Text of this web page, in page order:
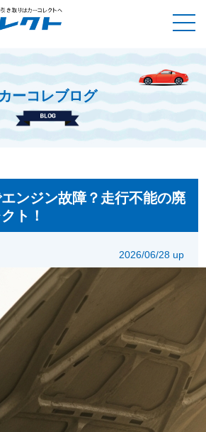
カーコレブログ
ログ
メンテ不足でエンジン故障？走行不能
廃車はカーコレクト！
ンジン故障？走行不能の廃
ト！
2026/06/28 up